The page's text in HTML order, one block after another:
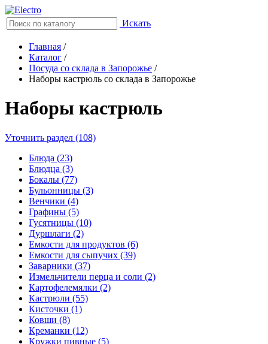
Искать
Главная /
Каталог /
Посуда со склада в Запорожье /
Наборы кастрюль со склада в Запорожье
Наборы кастрюль
Уточнить раздел (108)
Блюда (23)
Блюдца (3)
Бокалы (77)
Бульонницы (3)
Венчики (4)
Графины (5)
Гусятницы (10)
Дуршлаги (2)
Емкости для продуктов (6)
Емкости для сыпучих (39)
Заварники (37)
Измельчители перца и соли (2)
Картофелемялки (2)
Кастрюли (55)
Кисточки (1)
Ковши (8)
Креманки (12)
Кружки пивные (5)